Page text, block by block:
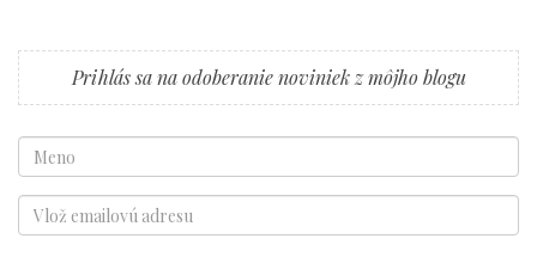
Prihlás sa na odoberanie noviniek z môjho blogu